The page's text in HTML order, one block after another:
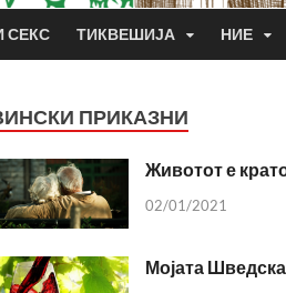
СЕКС ТИКВЕШИЈА НИЕ
ПРИКАЗНИ
Животот е
02/01/2021
Мојата